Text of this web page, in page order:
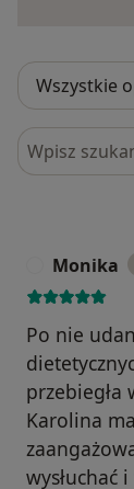
Szukaj w
Monika
Po nie
przebiegła
Karolina
wysłuchać